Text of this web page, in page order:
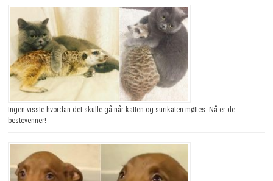
Ingen visste hvordan det skulle gå når katten og surikaten møttes. Nå er de
bestevenner!